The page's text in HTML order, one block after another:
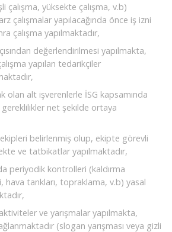
çalışma, yüksekte çalışma, v.b)
çalışmalar yapılacağında önce iş izni
çalışma yapılmaktadır,
değerlendirilmesi yapılmakta,
yapılan tedarikçiler
olan alt işverenlerle İSG kapsamında
net şekilde ortaya
belirlenmiş olup, ekipte görevli
ve tatbikatlar yapılmaktadır,
periyodik kontrolleri (kaldırma
hava tankları, topraklama, v.b) yasal
ve yarışmalar yapılmakta,
(slogan yarışması veya gizli